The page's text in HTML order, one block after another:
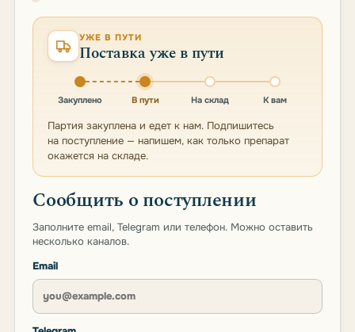
УЖЕ В ПУТИ
Поставка уже в пути
Закуплено В пути На склад К вам
Партия закуплена и едет к нам. Подпишитесь
на поступление — напишем, как только препарат
окажется на складе.
Сообщить о поступлении
Заполните email, Telegram или телефон. Можно оставить
несколько каналов.
Email